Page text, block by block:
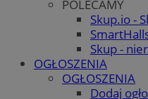
POLECAMY
Skup.io -
Skup -
OGŁOSZENIA
OGŁOSZENIA
Dodaj